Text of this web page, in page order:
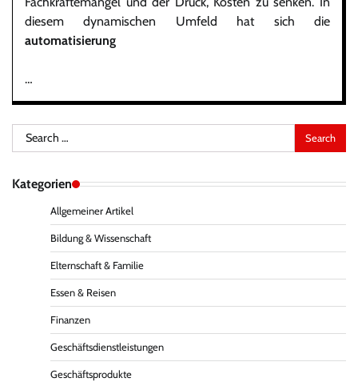
diesem dynamischen Umfeld hat sich die
automatisierung
…
Search
for:
Kategorien
Allgemeiner Artikel
Bildung & Wissenschaft
Elternschaft & Familie
Essen & Reisen
Finanzen
Geschäftsdienstleistungen
Geschäftsprodukte